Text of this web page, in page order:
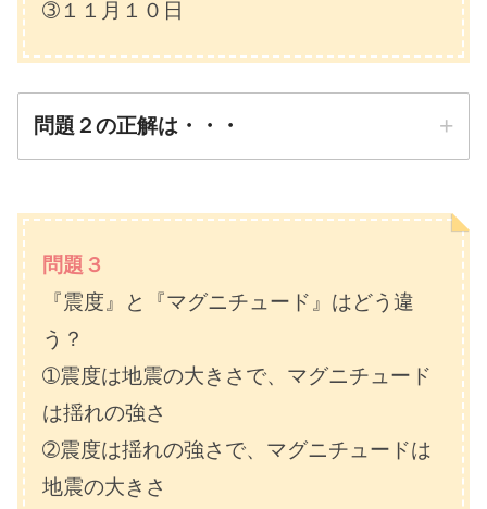
➂１１月１０日
問題２の正解は・・・
防災先生
問題３
『震度』と『マグニチュード』はどう違
う？
➀震度は地震の大きさで、マグニチュード
は揺れの強さ
➁震度は揺れの強さで、マグニチュードは
地震の大きさ